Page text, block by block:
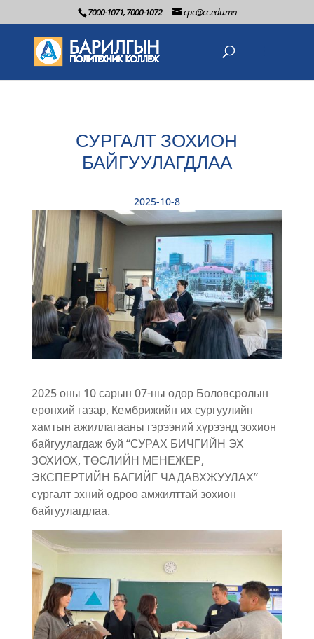
7000-1071, 7000-1072 cpc@cc.edu.mn
СУРГАЛТ ЗОХИОН
БАЙГУУЛАГДЛАА
2025-10-8
2025 оны 10 сарын 07-ны өдөр Боловсролын
ерөнхий газар, Кембрижийн их сургуулийн
хамтын ажиллагааны гэрээний хүрээнд зохион
байгуулагдаж буй “СУРАХ БИЧГИЙН ЭХ
ЗОХИОХ, ТӨСЛИЙН МЕНЕЖЕР,
ЭКСПЕРТИЙН БАГИЙГ ЧАДАВХЖУУЛАХ”
сургалт эхний өдрөө амжилттай зохион
байгуулагдлаа.